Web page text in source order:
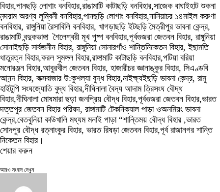
বিহার,পানছড়ি লোগাং বনবিহার,রাঙামাটি কাটাছড়ি বনবিহার,সাজেক বাঘাইহাট শুকনা
নন্দরাম অরণ্য লুম্বিনী বনবিহার,পানছড়ি লোগাং বনবিহার,নানিয়াচর ১৪মাইল করুণা
বনবিহার, রাঙ্গুনিয়া রৈসাবিলি বনবিহার, খাগড়াছড়ি ইটছড়ি মৈত্রীপুর ভাবনা কেন্দ্র,
রাঙামাটি বন্দুকভাঙ্গা শৈলেশ্বরী মূখ পুষ্প বনবিহার,পূর্বগুজরা জেতবন বিহার, রাঙ্গুনিয়া
সোনাইছড়ি সার্বজনীন বিহার, রাঙ্গুনিয়া সোনারগাঁও শান্তিনিকেতন বিহার, ইছামতি
ধাতুরত্ন বিহার,করল সুমঙ্গল বিহার,রাঙ্গামাটি কাটাছড়ি বনবিহার,পটিয়া বরিয়া
মনোরঞ্জন বিহার,আবুরখীল জেতবন বিহার, হাজারীচর জ্ঞানাঙ্কুর বিহার, সিএণ্ডবি
আনন্দ বিহার, কক্সবাজার উ:কুশল্যা বুদ্ধ বিহার,নাইক্ষ্যইছড়ি ভাবনা কেন্দ্র, রামু
হাইটুপি সংঘজ্যোতি বুদ্ধ বিহার,দীঘিনালা বৈদ্য আদাম ত্রিসংঘ বৌদ্ধ
বিহার,দীঘিনালা মোষমারা ছড়া জনপ্রিয় বৌদ্ধ বিহার,পূর্বগুজরা জেতবন বিহার,ভারত
দত্তপুর জেতবন বিহার পরিষদ, রাঙ্গামাটি টেকনিক্যাল পাড়া ওঅনমিয়ং ভাবনা
কেন্দ্র,বেতবুনিয়া কাউখালি মধ্যম মনাই পাড়া “শান্তিময় বৌদ্ধ বিহার ,ভারত
সোদপুর বৌদ্ধ রত্নাংকুর বিহার, ভারত রিষড়া জেতবন বিহার,পূর্ব রাজানগর শান্তি
নিকেতন বিহার।
শেয়ার করুন
আরও সংবাদ দেখুন